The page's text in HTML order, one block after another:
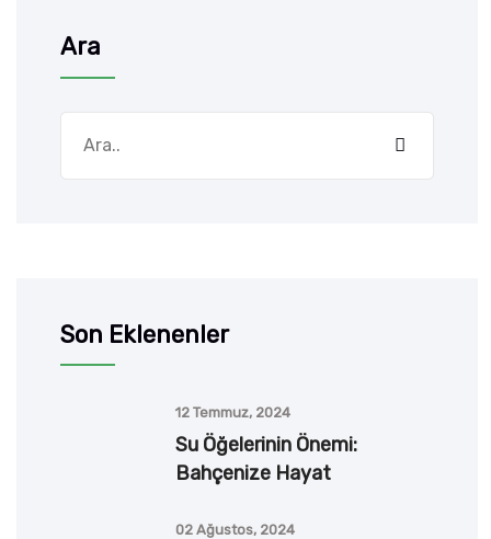
Ara
Son Eklenenler
12 Temmuz, 2024
Su Öğelerinin Önemi:
Bahçenize Hayat
02 Ağustos, 2024